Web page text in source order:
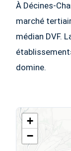
À Décines-
marché
médian DVF.
domine.
+
−